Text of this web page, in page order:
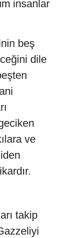
insanlar
beş
dile
ve
takip